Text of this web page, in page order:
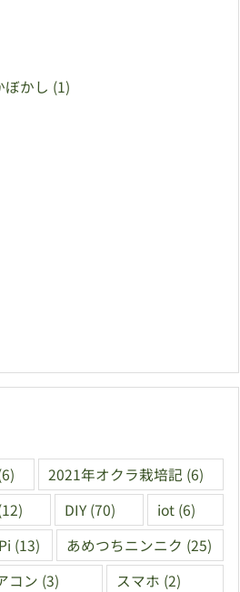
かし (1)
2021年オクラ栽培記 (6)
DIY (70) iot (6)
(13) あめつちニンニク (25)
コン (3) スマホ (2)